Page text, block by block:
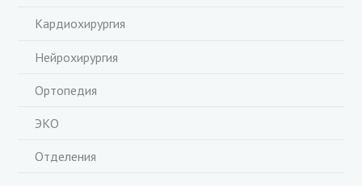
Кардиохирургия
Нейрохирургия
Ортопедия
ЭКО
Отделения